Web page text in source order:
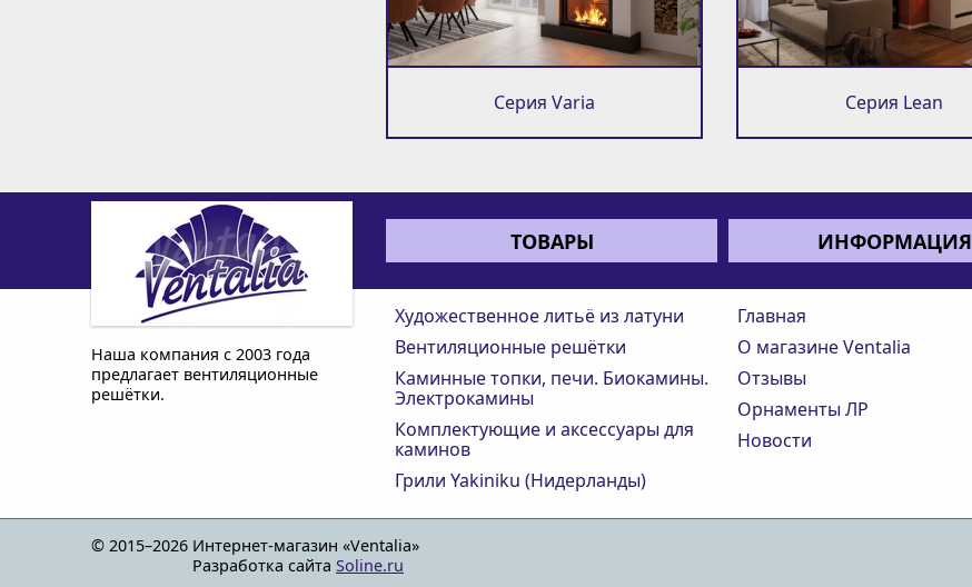
Серия Varia Серия Lean
ТОВАРЫ ИНФОРМАЦИЯ
Наша компания с 2003 года
предлагает вентиляционные
решётки.
Художественное литьё из латуни
Вентиляционные решётки
Каминные топки, печи. Биокамины.
Электрокамины
Комплектующие и аксессуары для
каминов
Грили Yakiniku (Нидерланды)
Главная
О магазине Ventalia
Отзывы
Орнаменты ЛР
Новости
© 2015–2026 Интернет-магазин «Ventalia»
Разработка сайта Soline.ru